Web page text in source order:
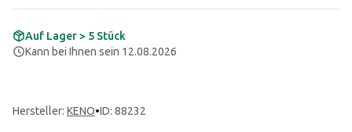
Auf Lager > 5 Stück
Kann bei Ihnen sein 12.08.2026
Hersteller: KENO•ID: 88232